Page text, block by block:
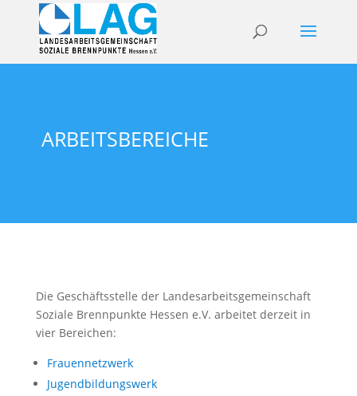
ARBEITSBEREICHE
Die Geschäftsstelle der Landesarbeitsgemeinschaft
Soziale Brennpunkte Hessen e.V. arbeitet derzeit in
vier Bereichen:
Frauennetzwerk
Jugendbildungswerk